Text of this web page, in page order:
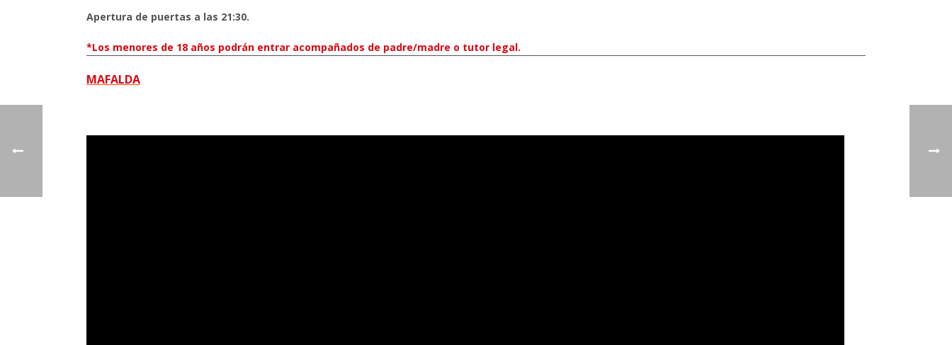
Apertura de puertas a las 21:30.
*Los menores de 18 años podrán entrar acompañados de padre/madre o tutor legal.
MAFALDA